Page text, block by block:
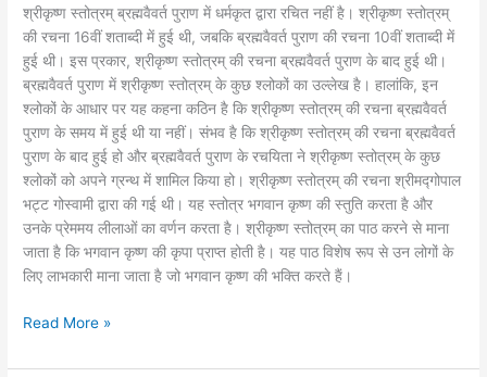
श्रीकृष्ण स्तोत्रम् ब्रह्मवैवर्त पुराण में धर्मकृत द्वारा रचित नहीं है। श्रीकृष्ण स्तोत्रम्
की रचना 16वीं शताब्दी में हुई थी, जबकि ब्रह्मवैवर्त पुराण की रचना 10वीं शताब्दी में
हुई थी। इस प्रकार, श्रीकृष्ण स्तोत्रम् की रचना ब्रह्मवैवर्त पुराण के बाद हुई थी।
ब्रह्मवैवर्त पुराण में श्रीकृष्ण स्तोत्रम् के कुछ श्लोकों का उल्लेख है। हालांकि, इन
श्लोकों के आधार पर यह कहना कठिन है कि श्रीकृष्ण स्तोत्रम् की रचना ब्रह्मवैवर्त
पुराण के समय में हुई थी या नहीं। संभव है कि श्रीकृष्ण स्तोत्रम् की रचना ब्रह्मवैवर्त
पुराण के बाद हुई हो और ब्रह्मवैवर्त पुराण के रचयिता ने श्रीकृष्ण स्तोत्रम् के कुछ
श्लोकों को अपने ग्रन्थ में शामिल किया हो। श्रीकृष्ण स्तोत्रम् की रचना श्रीमद्गोपाल
भट्ट गोस्वामी द्वारा की गई थी। यह स्तोत्र भगवान कृष्ण की स्तुति करता है और
उनके प्रेममय लीलाओं का वर्णन करता है। श्रीकृष्ण स्तोत्रम् का पाठ करने से माना
जाता है कि भगवान कृष्ण की कृपा प्राप्त होती है। यह पाठ विशेष रूप से उन लोगों के
लिए लाभकारी माना जाता है जो भगवान कृष्ण की भक्ति करते हैं।
Read More »